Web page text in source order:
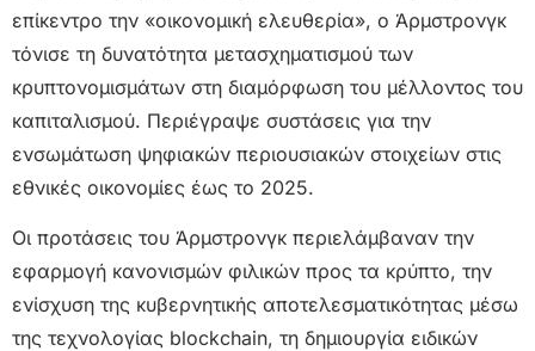
επίκεντρο την «οικονομική ελευθερία», ο Άρμστρονγκ
τόνισε τη δυνατότητα μετασχηματισμού των
κρυπτονομισμάτων στη διαμόρφωση του μέλλοντος του
καπιταλισμού. Περιέγραψε συστάσεις για την
ενσωμάτωση ψηφιακών περιουσιακών στοιχείων στις
εθνικές οικονομίες έως το 2025.
Οι προτάσεις του Άρμστρονγκ περιελάμβαναν την
εφαρμογή κανονισμών φιλικών προς τα κρύπτο, την
ενίσχυση της κυβερνητικής αποτελεσματικότητας μέσω
της τεχνολογίας blockchain, τη δημιουργία ειδικών